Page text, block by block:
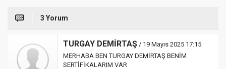
3 Yorum
TURGAY DEMİRTAŞ / 19 Mayıs 2025 17:15
MERHABA BEN TURGAY DEMİRTAŞ BENİM
SERTİFİKALARIM VAR